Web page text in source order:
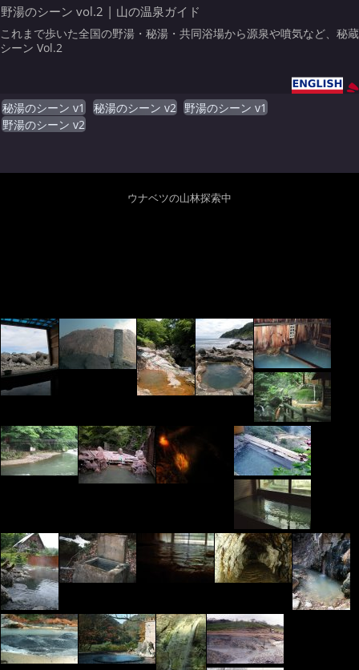
野湯のシーン vol.2 | 山の温泉ガイド
これまで歩いた全国の野湯・秘湯・共同浴場から源泉や噴気など、秘蔵
シーン Vol.2
秘湯のシーン v1 秘湯のシーン v2
野湯のシーン v1
野湯のシーン v2
ウナベツの山林探索中